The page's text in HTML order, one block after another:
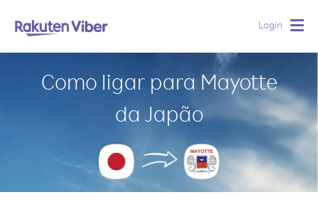
Login
Como ligar para Mayotte
da Japão